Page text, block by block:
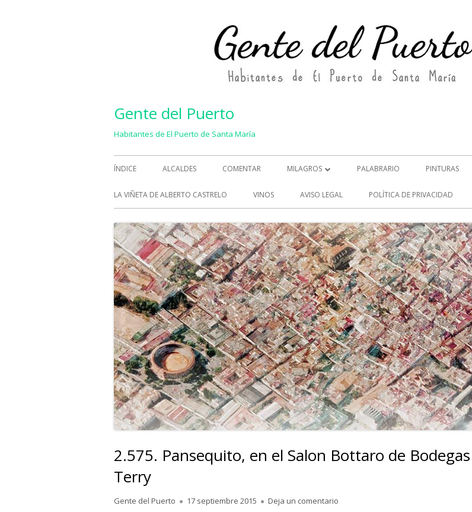
Gente del Puerto
Habitantes de El Puerto de Santa María
Menú
principal
ÍNDICE ALCALDES COMENTAR MILAGROS
MILAGROS (2)
PALABRARIO PINTURAS
LA VIÑETA DE ALBERTO CASTRELO VINOS AVISO LEGAL POLÍTICA DE PRIVACIDAD
2.575. Pansequito, en el Salon Bottaro de Bodegas
Terry
Autor
Gente del Puerto
Publicado
17 septiembre 2015 Deja un comentario para 2.575. Pansequito, en el Salon